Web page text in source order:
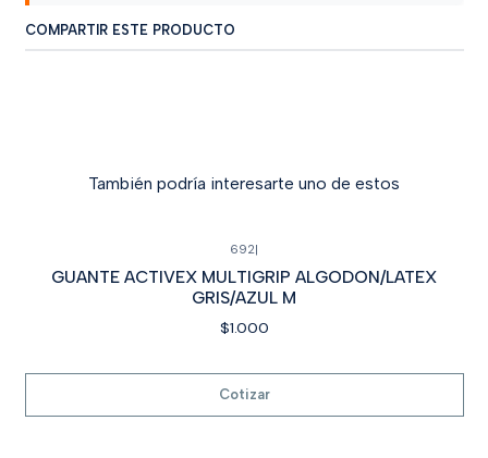
COMPARTIR ESTE PRODUCTO
También podría interesarte uno de estos
692|
GUANTE ACTIVEX MULTIGRIP ALGODON/LATEX
GRIS/AZUL M
$1.000
Cotizar